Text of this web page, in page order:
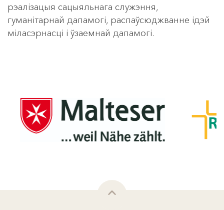
рэалізацыя сацыяльнага служэння,
гуманітарнай дапамогі, распаўсюджванне ідэй
міласэрнасці і ўзаемнай дапамогі.